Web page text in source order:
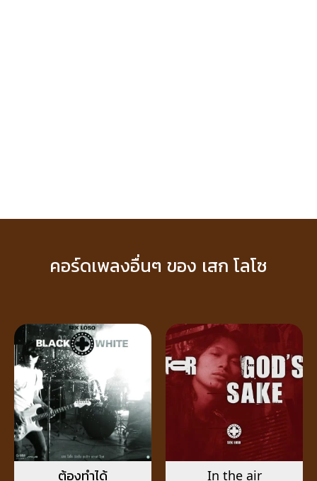
คอร์ดเพลงอื่นๆ ของ เสก โลโซ
ต้องทำได้ In the air